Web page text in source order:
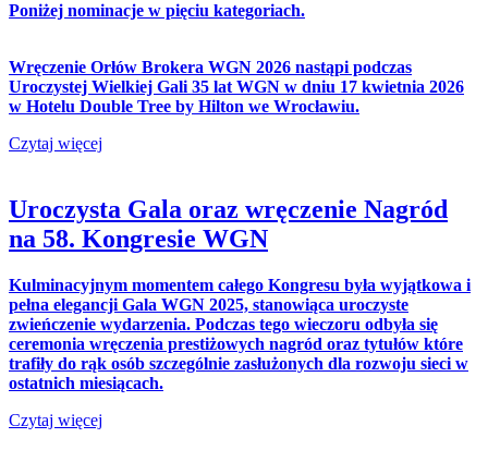
Poniżej nominacje w pięciu kategoriach.
Wręczenie Orłów Brokera WGN 2026 nastąpi podczas
Uroczystej Wielkiej Gali 35 lat WGN w dniu 17 kwietnia 2026
w Hotelu Double Tree by Hilton we Wrocławiu.
Czytaj więcej
Uroczysta Gala oraz wręczenie Nagród
na 58. Kongresie WGN
Kulminacyjnym momentem całego Kongresu była wyjątkowa i
pełna elegancji Gala WGN 2025, stanowiąca uroczyste
zwieńczenie wydarzenia. Podczas tego wieczoru odbyła się
ceremonia wręczenia prestiżowych nagród oraz tytułów które
trafiły do rąk osób szczególnie zasłużonych dla rozwoju sieci w
ostatnich miesiącach.
Czytaj więcej